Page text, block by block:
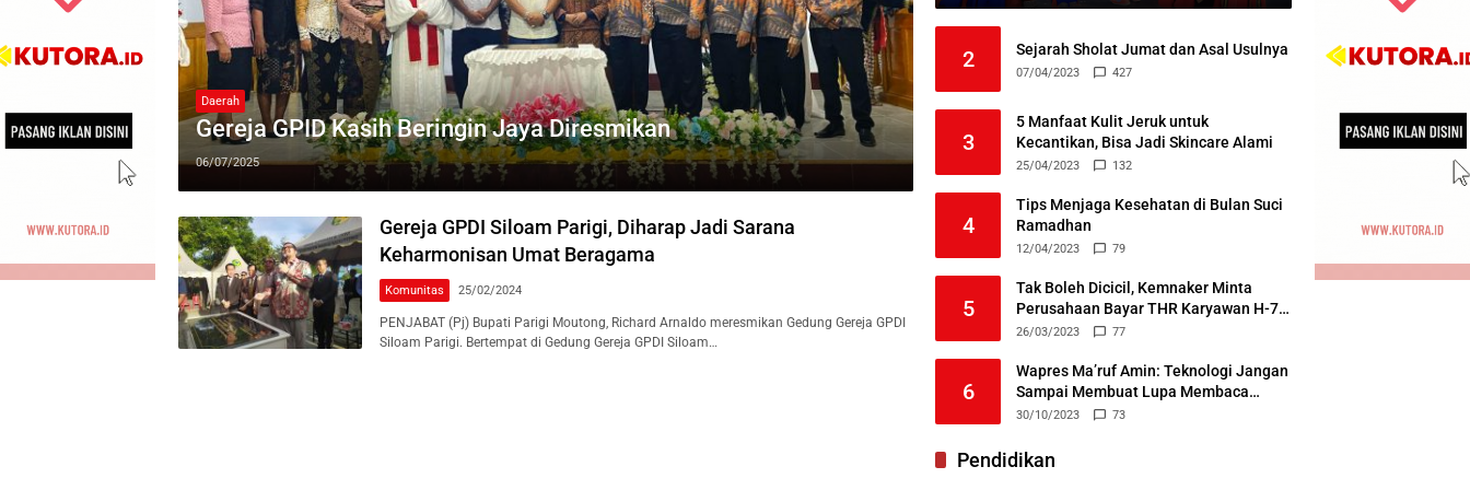
Daerah
Gereja GPID Kasih Beringin Jaya Diresmikan
06/07/2025
Gereja GPDI Siloam Parigi, Diharap Jadi Sarana
Keharmonisan Umat Beragama
Komunitas 25/02/2024
PENJABAT (Pj) Bupati Parigi Moutong, Richard Arnaldo meresmikan Gedung Gereja GPDI
Siloam Parigi. Bertempat di Gedung Gereja GPDI Siloam…
2 Sejarah Sholat Jumat dan Asal Usulnya
07/04/2023 427
3
5 Manfaat Kulit Jeruk untuk
Kecantikan, Bisa Jadi Skincare Alami
25/04/2023 132
4
Tips Menjaga Kesehatan di Bulan Suci
Ramadhan
12/04/2023 79
5
Tak Boleh Dicicil, Kemnaker Minta
Perusahaan Bayar THR Karyawan H-7
Lebaran
26/03/2023 77
6
Wapres Ma’ruf Amin: Teknologi Jangan
Sampai Membuat Lupa Membaca
Alquran
30/10/2023 73
Pendidikan